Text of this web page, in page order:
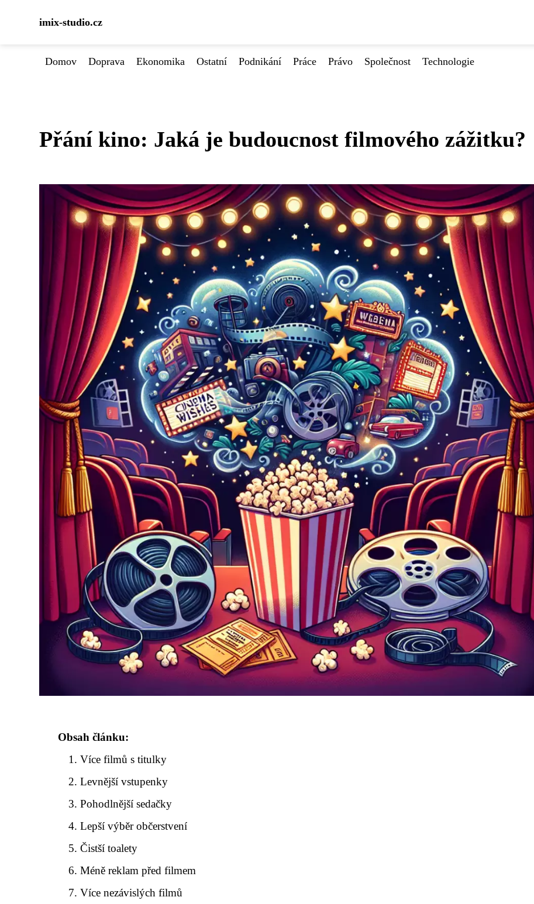
imix-studio.cz
Domov Doprava Ekonomika Ostatní Podnikání Práce Právo Společnost Technologie
Přání kino: Jaká je budoucnost filmového zážitku?
Obsah článku:
Více filmů s titulky
Levnější vstupenky
Pohodlnější sedačky
Lepší výběr občerstvení
Čistší toalety
Méně reklam před filmem
Více nezávislých filmů